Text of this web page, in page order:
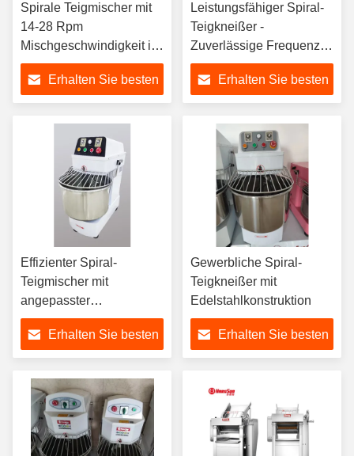
Spirale Teigmischer mit
14-28 Rpm
Mischgeschwindigkeit im
Uhrzeigersinn
Erhalten Sie besten
Leistungsfähiger Spiral-
Teigkneißer -
Zuverlässige Frequenz
50/60 Hz Funktion
Erhalten Sie besten
Effizienter Spiral-
Teigmischer mit
angepasster
Mischrichtung im
Uhrzeigersinn und gegen
die Uhrzeigersinn
Erhalten Sie besten
Gewerbliche Spiral-
Teigkneißer mit
Edelstahlkonstruktion
Erhalten Sie besten